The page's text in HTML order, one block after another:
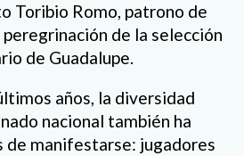
Toribio Romo, patrono de
de la selección
de Guadalupe.
años, la diversidad
nacional también ha
de manifestarse: jugadores